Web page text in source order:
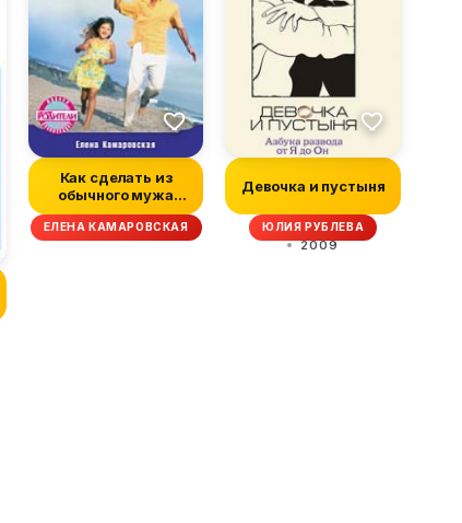
Как сделать из
обычного мужа
образцового отца
ЕЛЕНА КАМАРОВСКАЯ
Девочка и пустыня
ЮЛИЯ РУБЛЕВА
2009